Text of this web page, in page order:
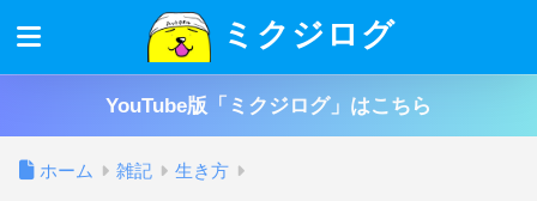
ミクジログ
YouTube版「ミクジログ」はこちら
ホーム 雑記 生き方